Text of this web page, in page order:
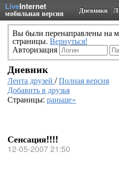
LiveInternet
мобильная версия Дневники
Вы были перенаправлены на
страницы. Вернуться!
Авторизация
Дневник
Лента друзей /Полная версия
Добавить в друзья
Страницы: раньше»
Сенсация!!!!
12-05-2007 21:50